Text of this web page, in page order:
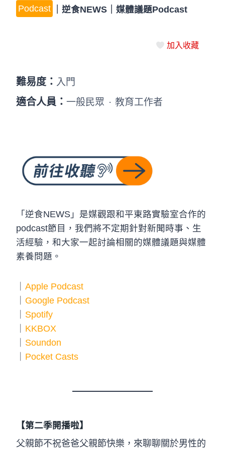
Podcast 逆食NEWS｜媒體議題Podcast
加入收藏
難易度： 入門
適合人員： 一般民眾 · 教育工作者
「逆食NEWS」是媒觀跟和平東路實驗室合作的
podcast節目，我們將不定期針對新聞時事、生
活經驗，和大家一起討論相關的媒體議題與媒體
素養問題。
Apple Podcast
Google Podcast
Spotify
KKBOX
Soundon
Pocket Casts
【第二季開播啦】
父親節不祝爸爸父親節快樂，來聊聊關於男性的